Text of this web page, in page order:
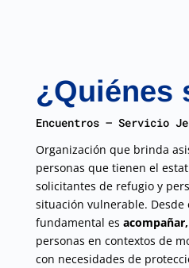
¿Quiénes
Encuentros – Servicio
Organización que brinda
personas que tienen el
solicitantes de refugio y
situación vulnerable. Desde
fundamental es
personas en contextos de
con necesidades de